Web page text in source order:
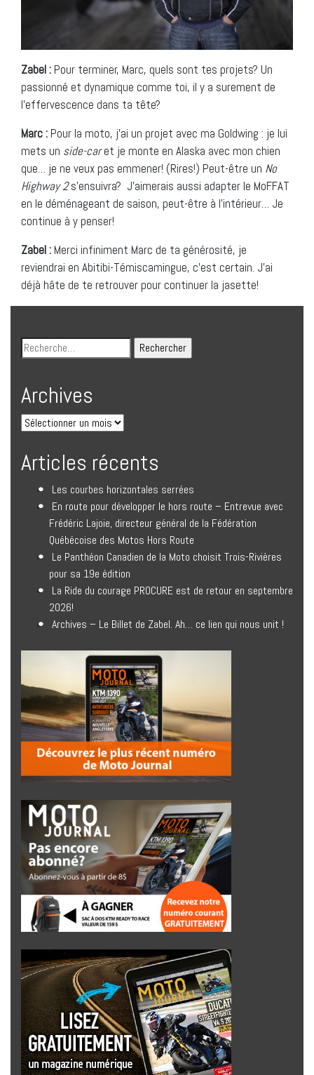
Zabel : Pour terminer, Marc, quels sont tes projets? Un
passionné et dynamique comme toi, il y a surement de
l’effervescence dans ta tête?
Marc : Pour la moto, j’ai un projet avec ma Goldwing : je lui
mets un side-caret je monte en Alaska avec mon chien
que… je ne veux pas emmener! (Rires!) Peut-être un No
Highway 2s’ensuivra? J’aimerais aussi adapter le MoFFAT
en le déménageant de saison, peut-être à l’intérieur… Je
continue à y penser!
Zabel : Merci infiniment Marc de ta générosité, je
reviendrai en Abitibi-Témiscamingue, c’est certain. J’ai
déjà hâte de te retrouver pour continuer la jasette!
Archives
Articles récents
Les courbes horizontales serrées
En route pour développer le hors route – Entrevue avec
Frédéric Lajoie, directeur général de la Fédération
Québécoise des Motos Hors Route
Le Panthéon Canadien de la Moto choisit Trois-Rivières
pour sa 19e édition
La Ride du courage PROCURE est de retour en septembre
2026!
Archives – Le Billet de Zabel. Ah… ce lien qui nous unit !